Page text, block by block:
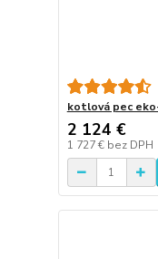
kotlová pec
2 124 €
1 727 € bez DPH